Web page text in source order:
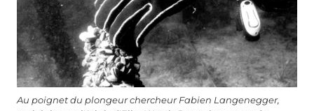
Au poignet du plongeur chercheur Fabien Langenegger,